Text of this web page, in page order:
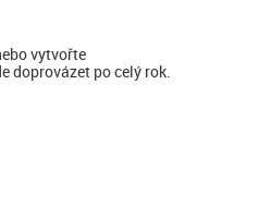
vytvořte
doprovázet po celý rok.